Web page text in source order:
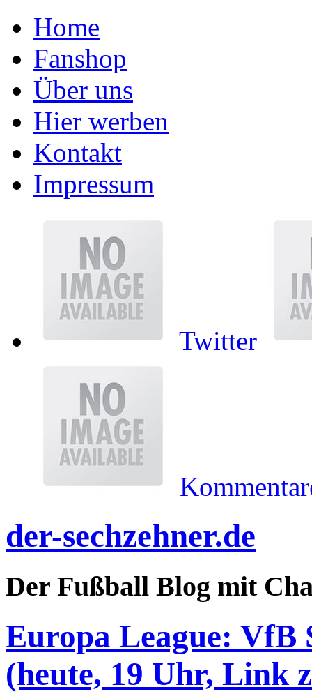
Home
Fanshop
Über uns
Hier werben
Kontakt
Impressum
Twitter
der-sechzehner.de
Der Fußball Blog mit
Europa League: VfB
(heute, 19 Uhr, Link